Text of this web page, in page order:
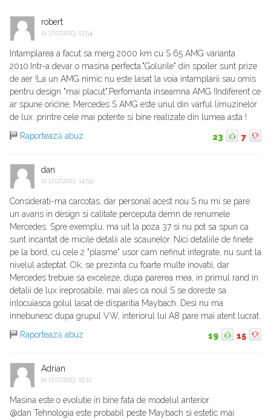
robert
la 17.07.2013, 13:54
Intamplarea a facut sa merg 2000 km cu S 65 AMG varianta
2010.Intr-a devar o masina perfecta."Golurile" din spoiler sunt prize
de aer !La un AMG nimic nu este lasat la voia intamplarii sau omis
pentru design "mai placut".Perfomanta inseamna AMG !Indiferent ce
ar spune oricine, Mercedes S AMG este unul din varful limuzinelor
de lux ,printre cele mai potente si bine realizate din lumea asta !
Raportează abuz
23 7
dan
la 17.07.2013, 14:59
Considerati-ma carcotas, dar personal acest nou S nu mi se pare
un avans in design si calitate perceputa demn de renumele
Mercedes. Spre exemplu, ma uit la poza 37 si nu pot sa spun ca
sunt incantat de micile detalii ale scaunelor. Nici detaliile de finete
pe la bord, cu cele 2 "plasme" usor cam nefinut integrate, nu sunt la
nivelul asteptat. Ok, se prezinta cu foarte multe inovatii, dar
Mercedes trebuie sa exceleze, dupa parerea mea, in primul rand in
detalii de lux ireprosabile, mai ales ca noul S se doreste sa
inlocuiasca golul lasat de disparitia Maybach. Desi nu ma
innebunesc dupa grupul VW, interiorul lui A8 pare mai atent lucrat.
Raportează abuz
19 15
Adrian
la 17.07.2013, 15:12
Masina este o evolutie in bine fata de modelul anterior.
@dan Tehnologia este probabil peste Maybach si estetic mai